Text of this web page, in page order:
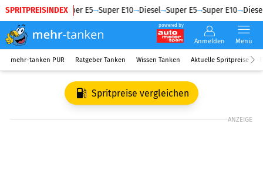
SPRITPREISINDEX
Diesel Super E5 Super E10 Diesel Super E5 Super E10 Diesel
powered by
Anmelden Menü
mehr-tanken PUR Ratgeber Tanken Wissen Tanken Aktuelle Spritpreise
Spritpreise vergleichen
ANZEIGE